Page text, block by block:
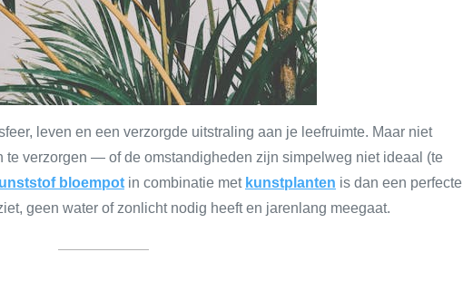
leven en een verzorgde uitstraling aan je leefruimte. Maar niet
te verzorgen — of de omstandigheden zijn simpelweg niet ideaal (te
bloempot in combinatie met kunstplanten is dan een perfecte
geen water of zonlicht nodig heeft en jarenlang meegaat.